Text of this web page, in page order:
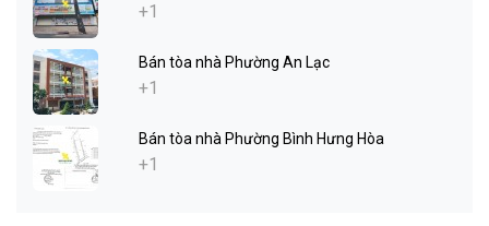
+1
Bán tòa nhà Phường An Lạc
+1
Bán tòa nhà Phường Bình Hưng Hòa
+1